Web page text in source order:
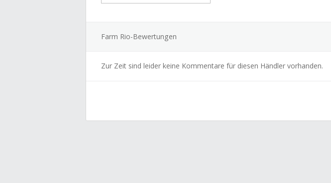
Farm Rio-Bewertungen
Zur Zeit sind leider keine Kommentare für diesen Händler vorhanden.